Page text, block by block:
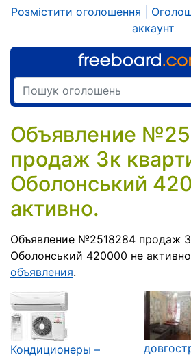
Розмістити оголошення
аккаунт
Объявление
продаж 3к
Оболонський
активно.
Объявление №2518284 продаж
Оболонський 420000 не
объявления.
Кондиционеры –